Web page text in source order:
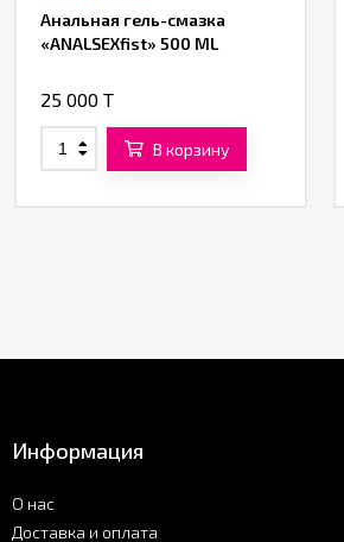
Анальная гель-смазка
«ANALSEXfist» 500 ML
25 000 T
В корзину
Информация
О нас
Доставка и оплата